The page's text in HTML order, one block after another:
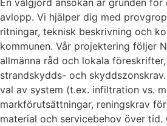
En välgjord ansökan är grunden
avlopp. Vi hjälper dig med
ritningar, teknisk beskrivning och
kommunen. Vår projektering följer
allmänna råd och lokala
strandskydds- och
val av system (t.ex. infiltration vs.
markförutsättningar, reningskrav
material och servicebehov över tid.